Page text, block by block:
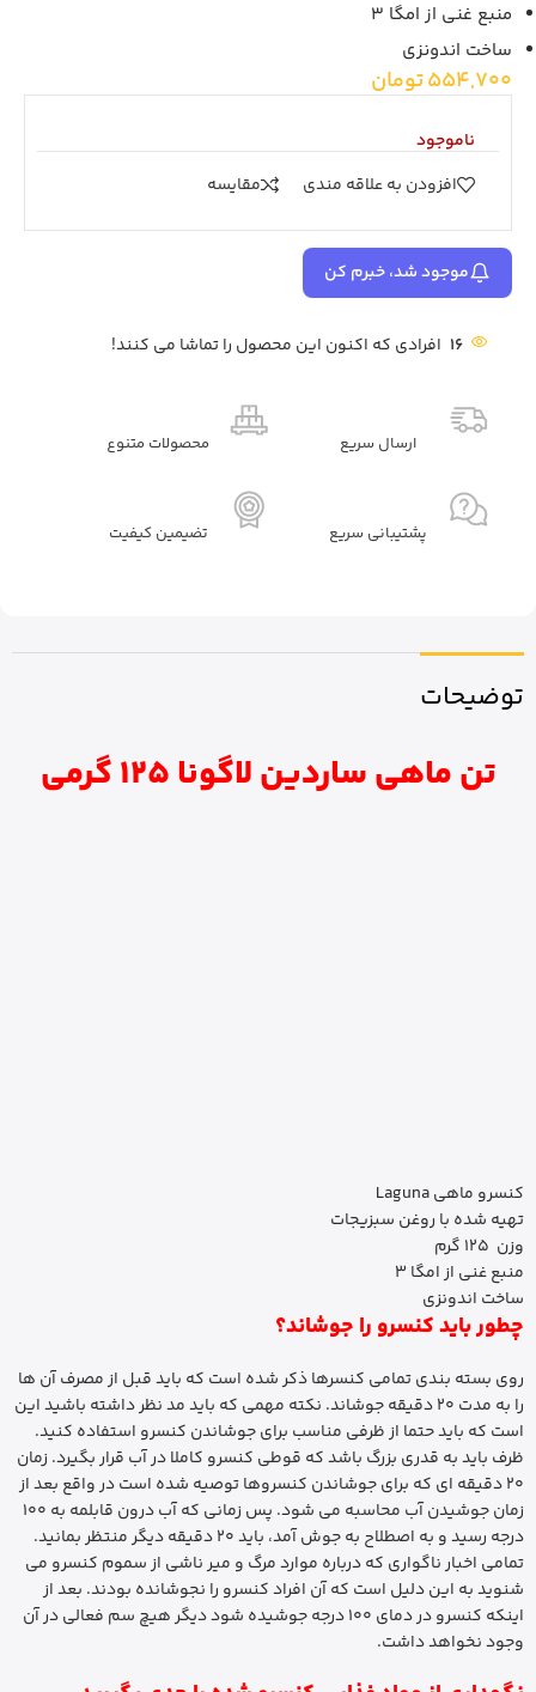
منبع غنی از امگا 3
ساخت اندونزی
554,700تومان
ناموجود
افزودن به علاقه مندی
مقايسه
موجود شد، خبرم کن
16 افرادی که اکنون این محصول را تماشا می کنند!
ارسال سریع محصولات متنوع
پشتیبانی سریع تضیمین کیفیت
توضیحات
تن ماهی ساردین لاگونا 125 گرمی
کنسرو ماهی Laguna
تهیه شده با روغن سبزیجات
وزن 125 گرم
منبع غنی از امگا 3
ساخت اندونزی
چطور باید کنسرو را جوشاند؟
روی بسته بندی تمامی کنسرها ذکر شده است که باید قبل از مصرف آن ها
را به مدت 20 دقیقه جوشاند. نکته مهمی که باید مد نظر داشته باشید این
است که باید حتما از ظرفی مناسب برای جوشاندن کنسرو استفاده کنید.
ظرف باید به قدری بزرگ باشد که قوطی کنسرو کاملا در آب قرار بگیرد. زمان
20 دقیقه ای که برای جوشاندن کنسروها توصیه شده است در واقع بعد از
زمان جوشیدن آب محاسبه می شود. پس زمانی که آب درون قابلمه به 100
درجه رسید و به اصطلاح به جوش آمد، باید 20 دقیقه دیگر منتظر بمانید.
تمامی اخبار ناگواری که درباره موارد مرگ و میر ناشی از سموم کنسرو می
شنوید به این دلیل است که آن افراد کنسرو را نجوشانده بودند. بعد از
اینکه کنسرو در دمای 100 درجه جوشیده شود دیگر هیچ سم فعالی در آن
وجود نخواهد داشت.